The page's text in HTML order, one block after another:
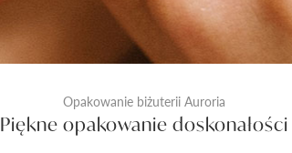
Opakowanie biżuterii Auroria
Piękne opakowanie doskonałości